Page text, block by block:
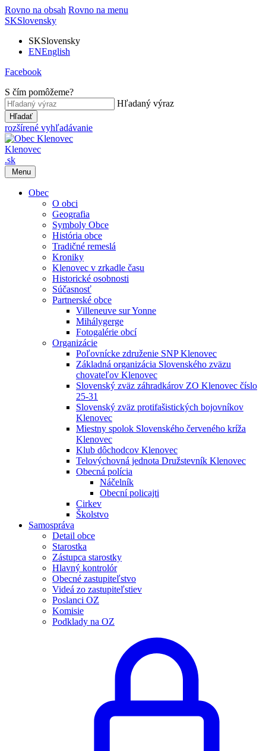
Rovno na obsah Rovno na menu
SKSlovensky
SKSlovensky
ENEnglish
Facebook
S čím pomôžeme?
Hľadaný výraz
Hľadať
rozšírené vyhľadávanie
Klenovec
.sk
Menu
Obec
O obci
Geografia
Symboly Obce
História obce
Tradičné remeslá
Kroniky
Klenovec v zrkadle času
Historické osobnosti
Súčasnosť
Partnerské obce
Villeneuve sur Yonne
Mihálygerge
Fotogalérie obcí
Organizácie
Poľovnícke združenie SNP Klenovec
Základná organizácia Slovenského zväzu
chovateľov Klenovec
Slovenský zväz záhradkárov ZO Klenovec číslo
25-31
Slovenský zväz protifašistických bojovníkov
Klenovec
Miestny spolok Slovenského červeného kríža
Klenovec
Klub dôchodcov Klenovec
Telovýchovná jednota Družstevník Klenovec
Obecná polícia
Náčelník
Obecní policajti
Cirkev
Školstvo
Samospráva
Detail obce
Starostka
Zástupca starostky
Hlavný kontrolór
Obecné zastupiteľstvo
Videá zo zastupiteľstiev
Poslanci OZ
Komisie
Podklady na OZ